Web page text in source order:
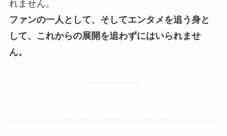
れません。
ファンの一人として、そしてエンタメを追う身と
して、これからの展開を追わずにはいられませ
ん。